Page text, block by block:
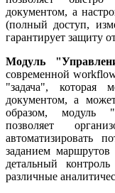
документом, а
(полный доступ,
гарантирует защиту
Модуль
современной
"задача", которая
документом, а
образом, модуль
позволяет
автоматизировать
заданием
детальный
различные